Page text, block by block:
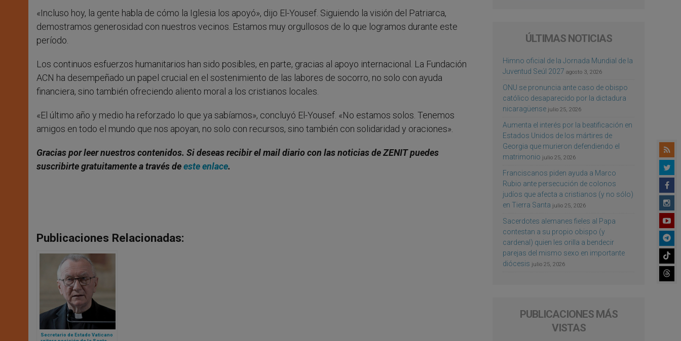
«Incluso hoy, la gente habla de cómo la Iglesia los apoyó», dijo El-Yousef. Siguiendo la visión del Patriarca,
demostramos generosidad con nuestros vecinos. Estamos muy orgullosos de lo que logramos durante este
período.
Los continuos esfuerzos humanitarios han sido posibles, en parte, gracias al apoyo internacional. La Fundación
ACN ha desempeñado un papel crucial en el sostenimiento de las labores de socorro, no solo con ayuda
financiera, sino también ofreciendo aliento moral a los cristianos locales.
«El último año y medio ha reforzado lo que ya sabíamos», concluyó El-Yousef. «No estamos solos. Tenemos
amigos en todo el mundo que nos apoyan, no solo con recursos, sino también con solidaridad y oraciones».
Gracias por leer nuestros contenidos. Si deseas recibir el mail diario con las noticias de ZENIT puedes
suscribirte gratuitamente a través deeste enlace.
Publicaciones Relacionadas:
Secretario de Estado Vaticano
ÚLTIMAS NOTICIAS
Himno oficial de la Jornada Mundial de la
Juventud Seúl 2027 agosto 3, 2026
ONU se pronuncia ante caso de obispo
católico desaparecido por la dictadura
nicaragüense julio 25, 2026
Aumenta el interés por la beatificación en
Estados Unidos de los mártires de
Georgia que murieron defendiendo el
matrimonio julio 25, 2026
Franciscanos piden ayuda a Marco
Rubio ante persecución de colonos
judíos que afecta a cristianos (y no sólo)
en Tierra Santa julio 25, 2026
Sacerdotes alemanes fieles al Papa
contestan a su propio obispo (y
cardenal) quien les orilla a bendecir
parejas del mismo sexo en importante
diócesis julio 25, 2026
PUBLICACIONES MÁS
VISTAS